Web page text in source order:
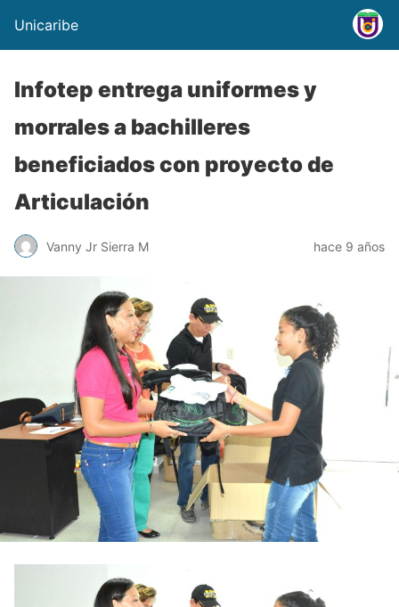
Unicaribe
Infotep entrega uniformes y
morrales a bachilleres
beneficiados con proyecto de
Articulación
Vanny Jr Sierra M hace 9 años